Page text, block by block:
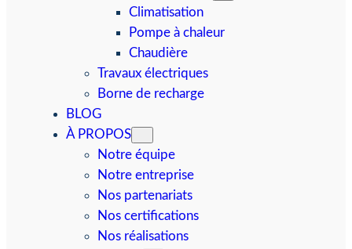
Climatisation
Pompe à chaleur
Chaudière
Travaux électriques
Borne de recharge
BLOG
À PROPOS
Notre équipe
Notre entreprise
Nos partenariats
Nos certifications
Nos réalisations